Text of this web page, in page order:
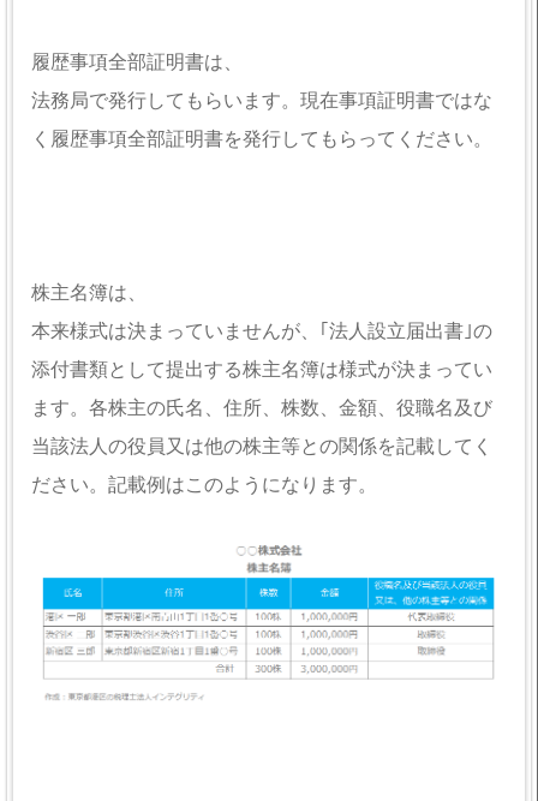
履歴事項全部証明書は、
法務局で発行してもらいます。現在事項証明書ではな
く履歴事項全部証明書を発行してもらってください。
株主名簿は、
本来様式は決まっていませんが、｢法人設立届出書｣の
添付書類として提出する株主名簿は様式が決まってい
ます。各株主の氏名、住所、株数、金額、役職名及び
当該法人の役員又は他の株主等との関係を記載してく
ださい。記載例はこのようになります。